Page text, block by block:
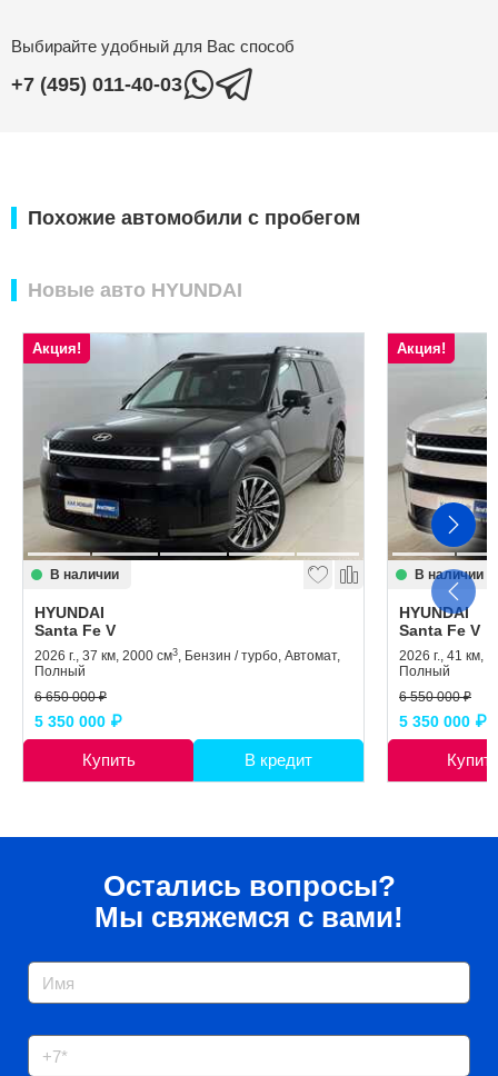
Выбирайте удобный для Вас способ
+7 (495) 011-40-03
Похожие автомобили с пробегом
Новые авто HYUNDAI
Акция!
В наличии
HYUNDAI
Santa Fe V
2026 г., 37 км, 2000 см3, Бензин / турбо, Автомат,
Полный
6 650 000 ₽
5 350 000 ₽
Купить В кредит
Акция!
В наличии
HYUNDAI
Santa Fe V
2026 г., 41 км,
Полный
6 550 000 ₽
5 350 000 ₽
Остались вопросы?
Мы свяжемся с вами!